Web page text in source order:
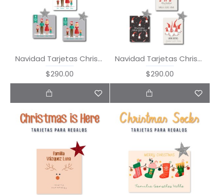
Navidad Tarjetas Christmas Family
$290.00
Navidad Tarjetas Christmas Gnome
$290.00